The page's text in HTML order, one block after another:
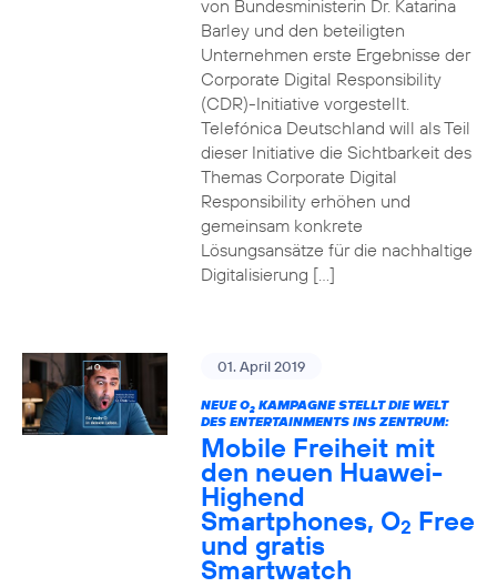
von Bundesministerin Dr. Katarina
Barley und den beteiligten
Unternehmen erste Ergebnisse der
Corporate Digital Responsibility
(CDR)-Initiative vorgestellt.
Telefónica Deutschland will als Teil
dieser Initiative die Sichtbarkeit des
Themas Corporate Digital
Responsibility erhöhen und
gemeinsam konkrete
Lösungsansätze für die nachhaltige
Digitalisierung […]
01. April 2019
NEUE O2KAMPAGNE STELLT DIE WELT
DES ENTERTAINMENTS INS ZENTRUM:
Mobile Freiheit mit
den neuen Huawei-
Highend
Smartphones, O2 Free
und gratis
Smartwatch